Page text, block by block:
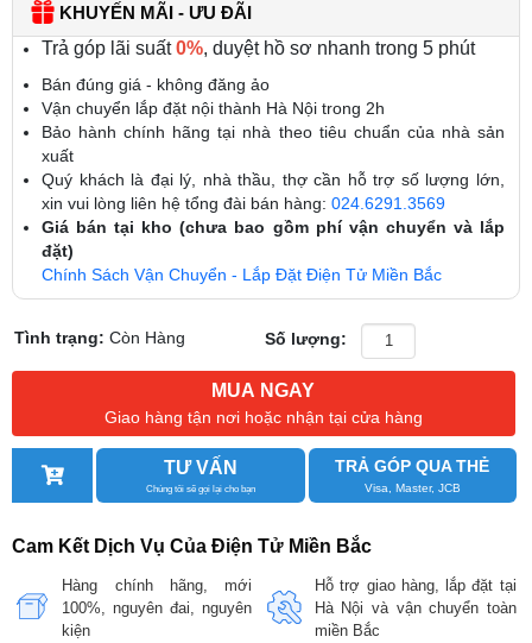
KHUYẾN MÃI - ƯU ĐÃI
Trả góp lãi suất0%, duyệt hồ sơ nhanh trong 5 phút
Bán đúng giá - không đăng ảo
Vận chuyển lắp đặt nội thành Hà Nội trong 2h
Bảo hành chính hãng tại nhà theo tiêu chuẩn của nhà sản
xuất
Quý khách là đại lý, nhà thầu, thợ cần hỗ trợ số lượng lớn,
xin vui lòng liên hệ tổng đài bán hàng: 024.6291.3569
Giá bán tại kho (chưa bao gồm phí vận chuyển và lắp
đặt)
Chính Sách Vận Chuyển - Lắp Đặt Điện Tử Miền Bắc
Tình trạng:Còn Hàng Số lượng:
MUA NGAY
Giao hàng tận nơi hoặc nhận tại cửa hàng
TƯ VẤN
Chúng tôi sẽ gọi lại cho bạn
TRẢ GÓP QUA THẺ
Visa, Master, JCB
Cam Kết Dịch Vụ Của Điện Tử Miền Bắc
Hàng chính hãng, mới
100%, nguyên đai, nguyên
kiện
Hỗ trợ giao hàng, lắp đặt tại
Hà Nội và vận chuyển toàn
miền Bắc